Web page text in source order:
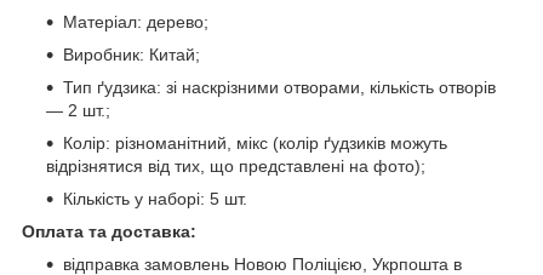
Матеріал: дерево;
Виробник: Китай;
Тип ґудзика: зі наскрізними отворами, кількість отворів
— 2 шт.;
Колір: різноманітний, мікс (колір ґудзиків можуть
відрізнятися від тих, що представлені на фото);
Кількість у наборі: 5 шт.
Оплата та доставка:
відправка замовлень Новою Поліцією, Укрпошта в